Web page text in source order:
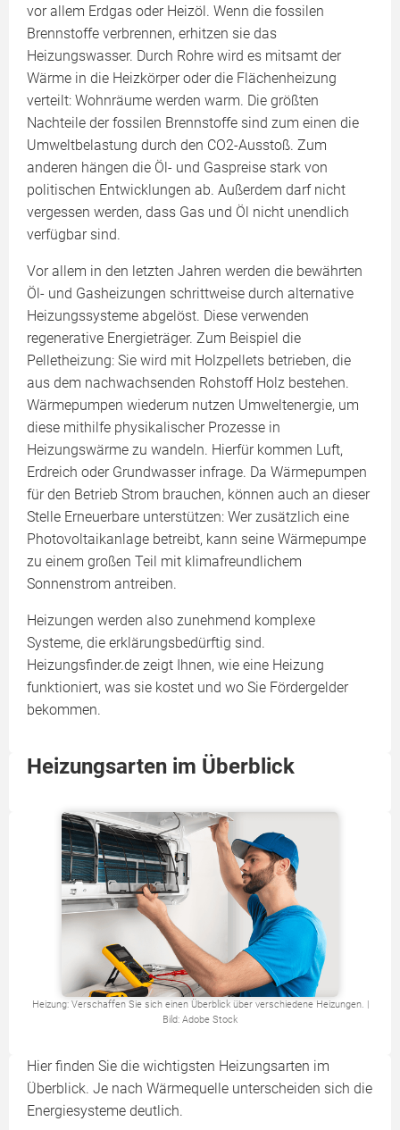
vor allem Erdgas oder Heizöl. Wenn die fossilen
Brennstoffe verbrennen, erhitzen sie das
Heizungswasser. Durch Rohre wird es mitsamt der
Wärme in die Heizkörper oder die Flächenheizung
verteilt: Wohnräume werden warm. Die größten
Nachteile der fossilen Brennstoffe sind zum einen die
Umweltbelastung durch den CO2-Ausstoß. Zum
anderen hängen die Öl- und Gaspreise stark von
politischen Entwicklungen ab. Außerdem darf nicht
vergessen werden, dass Gas und Öl nicht unendlich
verfügbar sind.
Vor allem in den letzten Jahren werden die bewährten
Öl- und Gasheizungen schrittweise durch alternative
Heizungssysteme abgelöst. Diese verwenden
regenerative Energieträger. Zum Beispiel die
Pelletheizung: Sie wird mit Holzpellets betrieben, die
aus dem nachwachsenden Rohstoff Holz bestehen.
Wärmepumpen wiederum nutzen Umweltenergie, um
diese mithilfe physikalischer Prozesse in
Heizungswärme zu wandeln. Hierfür kommen Luft,
Erdreich oder Grundwasser infrage. Da Wärmepumpen
für den Betrieb Strom brauchen, können auch an dieser
Stelle Erneuerbare unterstützen: Wer zusätzlich eine
Photovoltaikanlage betreibt, kann seine Wärmepumpe
zu einem großen Teil mit klimafreundlichem
Sonnenstrom antreiben.
Heizungen werden also zunehmend komplexe
Systeme, die erklärungsbedürftig sind.
Heizungsfinder.de zeigt Ihnen, wie eine Heizung
funktioniert, was sie kostet und wo Sie Fördergelder
bekommen.
Heizungsarten im Überblick
Heizung: Verschaffen Sie sich einen Überblick über verschiedene Heizungen. |
Bild: Adobe Stock
Hier finden Sie die wichtigsten Heizungsarten im
Überblick. Je nach Wärmequelle unterscheiden sich die
Energiesysteme deutlich.